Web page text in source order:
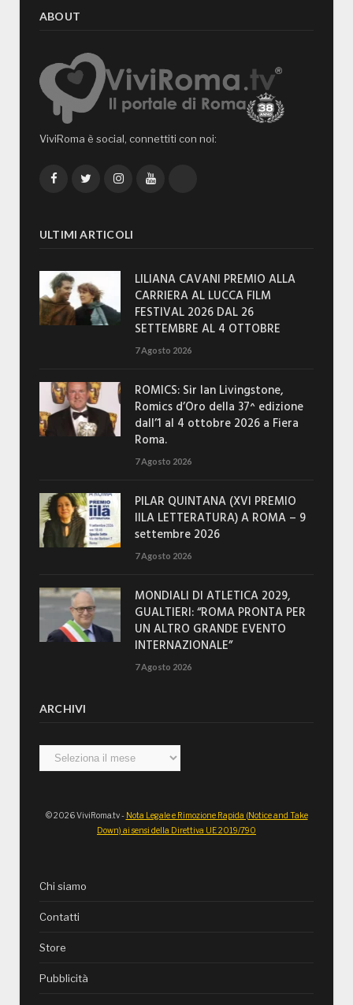
ABOUT
ViviRoma è social, connettiti con noi:
FacebookTwitterInstagramYouTube
ULTIMI ARTICOLI
LILIANA CAVANI PREMIO ALLA
CARRIERA AL LUCCA FILM
FESTIVAL 2026 DAL 26
SETTEMBRE AL 4 OTTOBRE
7 Agosto 2026
ROMICS: Sir Ian Livingstone,
Romics d’Oro della 37^ edizione
dall’1 al 4 ottobre 2026 a Fiera
Roma.
7 Agosto 2026
PILAR QUINTANA (XVI PREMIO
IILA LETTERATURA) A ROMA – 9
settembre 2026
7 Agosto 2026
MONDIALI DI ATLETICA 2029,
GUALTIERI: “ROMA PRONTA PER
UN ALTRO GRANDE EVENTO
INTERNAZIONALE”
7 Agosto 2026
ARCHIVI
Archivi
© 2026 ViviRoma.tv - Nota Legale e Rimozione Rapida (Notice and Take
Down) ai sensi della Direttiva UE 2019/790
Chi siamo
Contatti
Store
Pubblicità